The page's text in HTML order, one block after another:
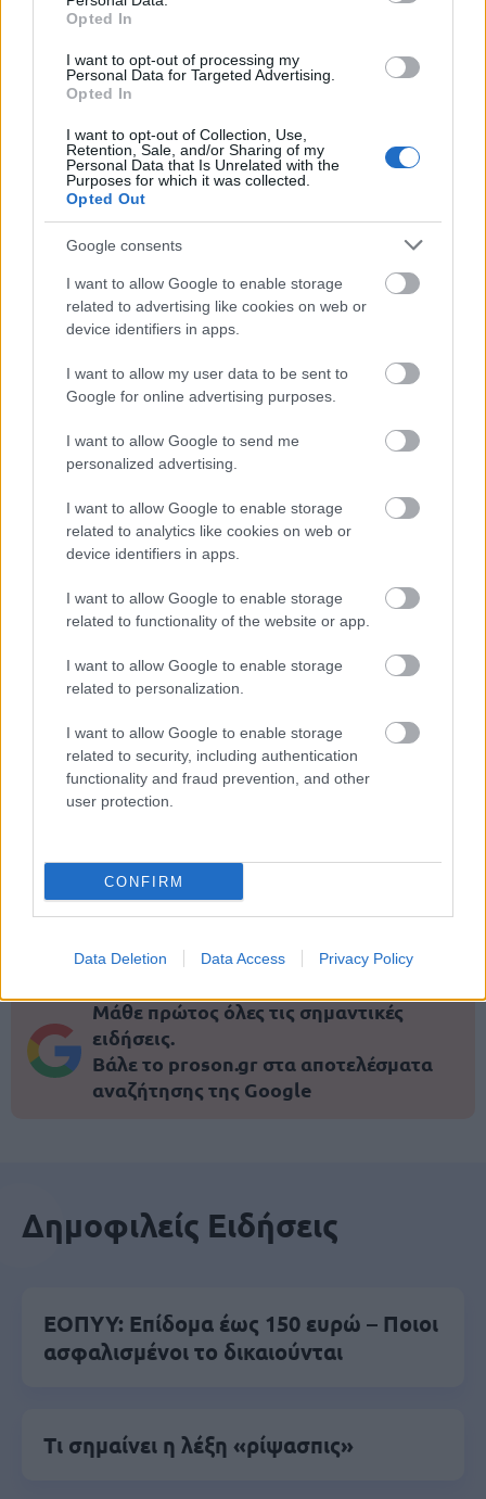
Opted In
I want to opt-out of processing my
Personal Data for Targeted Advertising.
Opted In
I want to opt-out of Collection, Use,
Retention, Sale, and/or Sharing of my
Personal Data that Is Unrelated with the
Purposes for which it was collected.
Opted Out
Google consents
I want to allow Google to enable storage
related to advertising like cookies on web or
device identifiers in apps.
I want to allow my user data to be sent to
Google for online advertising purposes.
I want to allow Google to send me
personalized advertising.
I want to allow Google to enable storage
related to analytics like cookies on web or
device identifiers in apps.
I want to allow Google to enable storage
related to functionality of the website or app.
I want to allow Google to enable storage
related to personalization.
I want to allow Google to enable storage
related to security, including authentication
functionality and fraud prevention, and other
user protection.
CONFIRM
Data Deletion Data Access Privacy Policy
εφαρμόζεται αρνητική βαθμολόγηση
.
απαντήσουν σε όσο το δυνατόν περισσότερες
ερωτήσεις για να επιτύχουν τη μεγαλύτερη
δυνατή βαθμολογία.
Δεν θα υπάρχει διάλειμμα
εξεταζόμενων ενοτήτων.
Δεν θα επιτρέπεται αποχώρησητων
υποψηφίων πριν την ολοκλήρωση της εξέτασης
Οι υποψήφιοι, πριν αποχωρήσουν από την
αίθουσα, είναι υποχρεωμένοι να παραδώσουν
στον επιτηρητή ή στον υπεύθυνο της αίθουσας
το έντυπο υλικό που θα τους έχει διανεμηθεί
(οδηγίες, πρόχειρες σελίδες σημειώσεων κ.λπ.).
ΑΣΕΠ: Πιστοποίηση Αγγλικών σε
μόνο 2 ημέρες στα χέρια σας
μέρες
Μάθε πρώτος όλες τις σημαντικές
ειδήσεις.
Βάλε το proson.gr στα αποτελέσματα
αναζήτησης της Google
Δημοφιλείς Ειδήσεις
ΕΟΠΥΥ: Επίδομα έως 150 ευρώ – Ποιοι
ασφαλισμένοι το δικαιούνται
Τι σημαίνει η λέξη «ρίψασπις»